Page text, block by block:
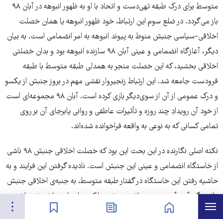
فهرست نشان‌گذاشته‌ها
متوسط برای درک طبقه تهی‌دست و اتحاد با او به ظهور انبوهه در آبان ٩٨
باز می‌گردد. در ضلع سوم این ارتباط، خود ظهور انبوهه یا همان خصلت
اخلاقی-سیاسی جنبش منوط به پیوند انبوهه به امر انضمامی است. به بیان
دیگر، آغازگاه انضمامی و عینی آبان ٩٨ سازنده انبوهه بود و بدان خصلتی
اخلاقی بخشید، که این خصلت منجر به همدلی طبقه متوسط با طبقه
فرودست جامعه شد. این ارتباط زنجیروار نقشی مهم در بروز جنبش از یکسو
و درک عمومی از آن از سوی‌دیگر بازی کرده است. آبان ٩٨ مجموعه‌ای است
از خود آن رویدادِ چند روزه و تأثیرات عاطفی و روانی پابرجای آن بر روی
تمامی کسانی که به نوعی به واقعه فراخوانده شده‌اند.
نکته اصلی نگارنده در این بحث این بود که خصلت اخلاقی جنبش ۹۸ ناشی
از خاستگاه انضمامی و عینی این جنبش است. نادیده گرفتن این فرایند و به
حاشیه رفتن این خاستگاه در گفتار طبقه متوسط، به جنبه‌ی اخلاقی جنبش
-انبوهگی آن- آسیب می‌رساند و پیوندی را که در ابتدای ساخته‌شدن‌اش
هستیم از بین میبرد. از این رو، برای تقویت اتحاد (که در واقع چیزی نیست